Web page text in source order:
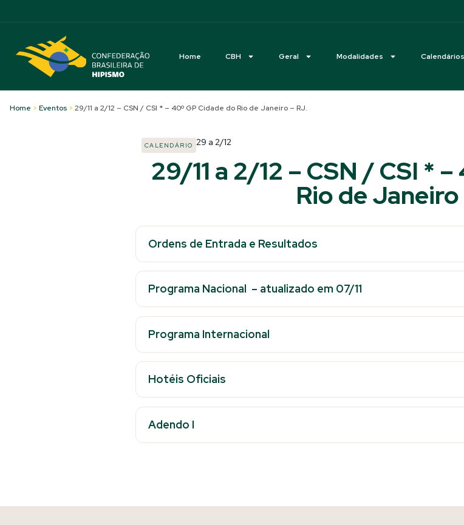
Home CBH Geral Modalidades Calendários
Home > Eventos > 29/11 a 2/12 – CSN / CSI * – 40º GP Cidade do Rio de Janeiro – RJ.
CALENDÁRIO 29 a 2/12
29/11 a 2/12 – CSN / CSI *
Rio de Janeiro
Ordens de Entrada e Resultados
Programa Nacional – atualizado em 07/11
Programa Internacional
Hotéis Oficiais
Adendo I